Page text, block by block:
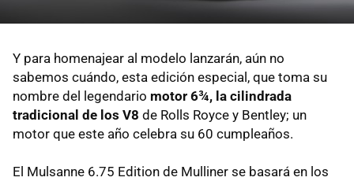
Y para homenajear al modelo lanzarán, aún no
sabemos cuándo, esta edición especial, que toma su
nombre del legendario motor 6¾, la cilindrada
tradicional de los V8 de Rolls Royce y Bentley; un
motor que este año celebra su 60 cumpleaños.
El Mulsanne 6.75 Edition de Mulliner se basará en los